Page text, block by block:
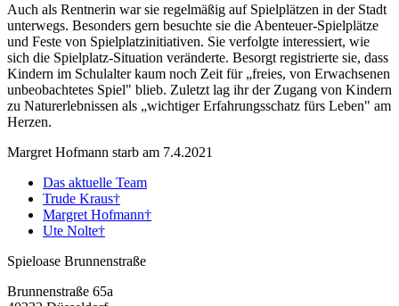
Auch als Rentnerin war sie regelmäßig auf Spielplätzen in der Stadt
unterwegs. Besonders gern besuchte sie die Abenteuer-Spielplätze
und Feste von Spielplatzinitiativen. Sie verfolgte interessiert, wie
sich die Spielplatz-Situation veränderte. Besorgt registrierte sie, dass
Kindern im Schulalter kaum noch Zeit für „freies, von Erwachsenen
unbeobachtetes Spiel" blieb. Zuletzt lag ihr der Zugang von Kindern
zu Naturerlebnissen als „wichtiger Erfahrungsschatz fürs Leben" am
Herzen.
Margret Hofmann starb am 7.4.2021
Das aktuelle Team
Trude Kraus†
Margret Hofmann†
Ute Nolte†
Spieloase Brunnenstraße
Brunnenstraße 65a